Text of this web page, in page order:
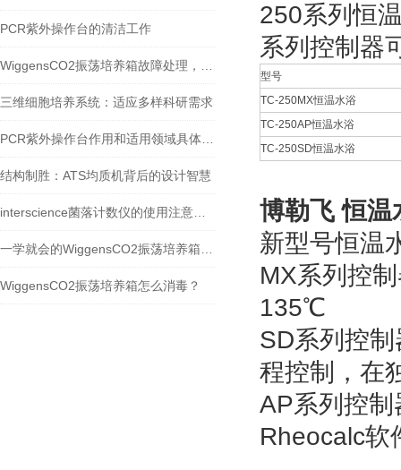
PCR紫外操作台的清洁工作
三维细胞培养系统：适应多样科研需求
结构制胜：ATS均质机背后的设计智慧
WiggensCO2振荡培养箱怎么消毒？
250系列恒
系列控制器
型号
TC-250MX恒温水浴
TC-250AP恒温水浴
TC-250SD恒温水浴
博勒飞 恒温
新型号恒温
MX系列控
135℃
SD系列控
程控制，在
AP系列控
Rheocalc软